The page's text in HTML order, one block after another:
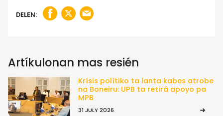
DELEN:
Artíkulonan mas resién
Krísis polítiko ta lanta kabes atrobe
na Boneiru: UPB ta retirá apoyo pa
MPB
31 JULY 2026